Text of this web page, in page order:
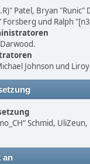
Patel, Bryan "Runic"
Forsberg und Ralph
Johnson und
Schmid,
an